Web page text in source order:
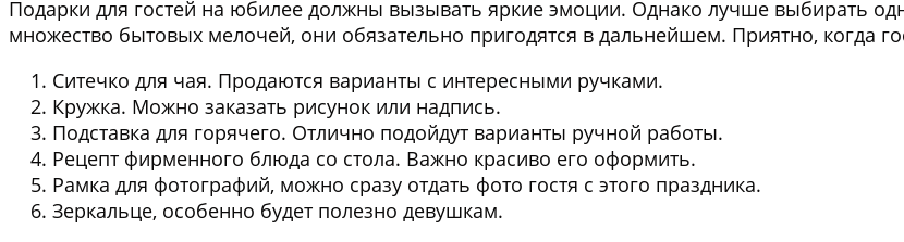
Подарки для гостей на юбилее должны вызывать яркие эмоции. Однако лучше выбирать
множество бытовых мелочей, они обязательно пригодятся в дальнейшем. Приятно, когда
Ситечко для чая. Продаются варианты с интересными ручками.
Кружка. Можно заказать рисунок или надпись.
Подставка для горячего. Отлично подойдут варианты ручной работы.
Рецепт фирменного блюда со стола. Важно красиво его оформить.
Рамка для фотографий, можно сразу отдать фото гостя с этого праздника.
Зеркальце, особенно будет полезно девушкам.